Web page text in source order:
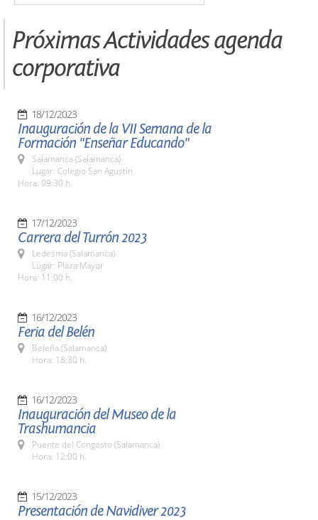
Próximas Actividades agenda
corporativa
18/12/2023
Inauguración de la VII Semana de la
Formación "Enseñar Educando"
Salamanca (Salamanca)
Lugar: Colegio San Agustín
Hora: 09:30 h.
17/12/2023
Carrera del Turrón 2023
Ledesma (Salamanca)
Lugar: Plaza Mayor
Hora: 11:00 h.
16/12/2023
Feria del Belén
Beleña (Salamanca)
Hora: 18:30 h.
16/12/2023
Inauguración del Museo de la
Trashumancia
Puente del Congosto (Salamanca)
Hora: 12:00 h.
15/12/2023
Presentación de Navidiver 2023